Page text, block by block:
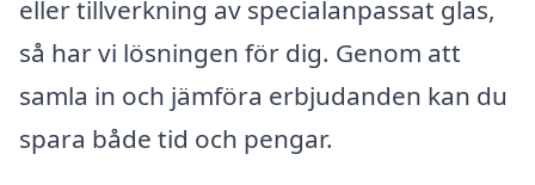
eller tillverkning av specialanpassat glas,
så har vi lösningen för dig. Genom att
samla in och jämföra erbjudanden kan du
spara både tid och pengar.